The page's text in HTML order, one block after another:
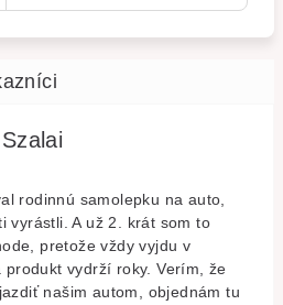
je 5 z 5 hvězdiček.
rodinnú samolepku na auto,
vyrástli. A už 2. krát som to
pretože vždy vyjdu v
vydrží roky. Verím, že
našim autom, objednám tu